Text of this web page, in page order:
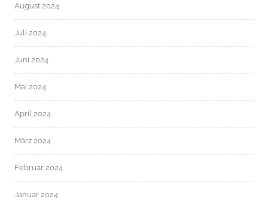
August 2024
Juli 2024
Juni 2024
Mai 2024
April 2024
März 2024
Februar 2024
Januar 2024